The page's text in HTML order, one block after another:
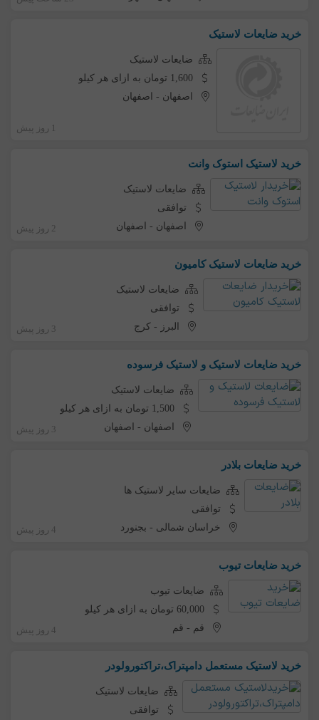
خرید ضایعات لاستیک
ضایعات لاستیک
1,600 تومان به ازای هر کیلو
اصفهان - اصفهان
1 روز پیش
خرید لاستیک استوک وانت
ضایعات لاستیک
توافقی
اصفهان - اصفهان 2 روز پیش
خرید ضایعات لاستیک کامیون
ضایعات لاستیک
توافقی
البرز - کرج 3 روز پیش
خرید ضایعات لاستیک و لاستیک فرسوده
ضایعات لاستیک
1,500 تومان به ازای هر کیلو
اصفهان - اصفهان 3 روز پیش
خرید ضایعات بلادر
ضایعات سایر لاستیک ها
توافقی
خراسان شمالی - بجنورد 4 روز پیش
خرید ضایعات تیوب
ضایعات تیوب
60,000 تومان به ازای هر کیلو
قم - قم 4 روز پیش
خرید لاستیک مستعمل دامپتراک،تراکتورولودر
ضایعات لاستیک
توافقی